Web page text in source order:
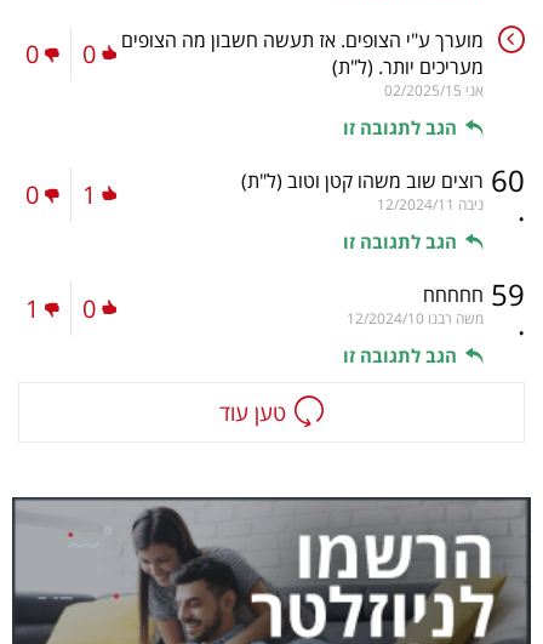
מוערך ע"י הצופים. אז תעשה חשבון מה הצופים
מעריכים יותר. (ל"ת)
אני 02/2025/15
הגב לתגובה זו
0
0
60
.
רוצים שוב משהו קטן וטוב (ל"ת)
ניבה 12/2024/11
הגב לתגובה זו
1
0
59
.
חחחחח
משה רבנו 12/2024/10
הגב לתגובה זו
0
1
טען עוד